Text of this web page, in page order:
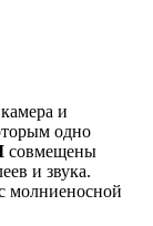
и
одно
совмещены
и звука.
молниеносной